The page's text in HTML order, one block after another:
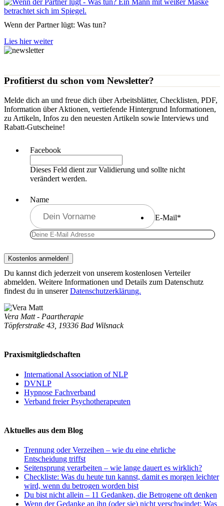
Wenn der Partner lügt: Was tun?
Lies hier weiter
Profitierst du schon vom Newsletter?
Melde dich an und freue dich über Arbeitsblätter, Checklisten, PDF,
Information über Aktionen, vertiefende Hintergrund Informationen,
zu Artikeln, Infos zu den neuesten Artikeln sowie Interviews und
Rabatt-Gutscheine!
Facebook
Dieses Feld dient zur Validierung und sollte nicht
verändert werden.
Name
E-Mail*
Du kannst dich jederzeit von unserem kostenlosen Verteiler
abmelden. Weitere Informationen und Details zum Datenschutz
findest du in unsererDatenschutzerklärung.
Vera Matt - Paartherapie
Töpferstraße 43, 19336 Bad Wilsnack
Praxismitgliedschaften
International Association of NLP
DVNLP
Hypnose Fachverband
Verband freier Psychotherapeuten
Aktuelles aus dem Blog
Trennung oder Verzeihen – wie du eine ehrliche
Entscheidung triffst
Seitensprung verarbeiten – wie lange dauert es wirklich?
Checkliste: Was du heute tun kannst, damit es morgen leichter
wird, wenn du betrogen worden bist
Du bist nicht allein – 11 Gedanken, die Betrogene oft denken
Wenn der Gedanke an ihn (oder sie) nicht verschwindet: Was